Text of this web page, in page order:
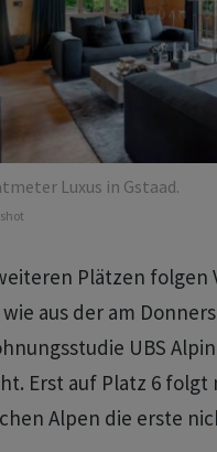
Luxus in Gstaad.
Plätzen folgen
aus der am
UBS
Erst auf Platz 6 folgt
Alpen die erste